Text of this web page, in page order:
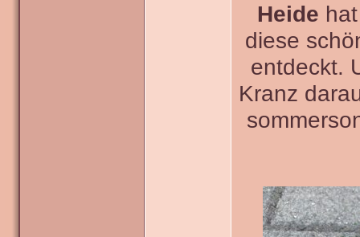
Heide
diese
entdeckt.
Kranz